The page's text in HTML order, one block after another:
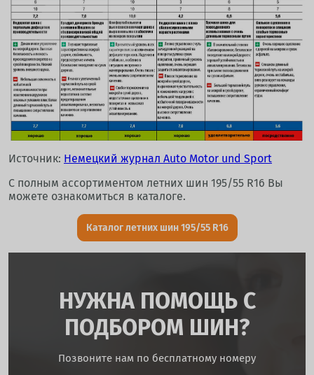
Источник: Немецкий журнал Auto Motor und Sport
С полным ассортиментом летних шин 195/55 R16 Вы
можете ознакомиться в каталоге.
Каталог летних шин 195/55 R16
НУЖНА ПОМОЩЬ С
ПОДБОРОМ ШИН?
Позвоните нам по бесплатному номеру